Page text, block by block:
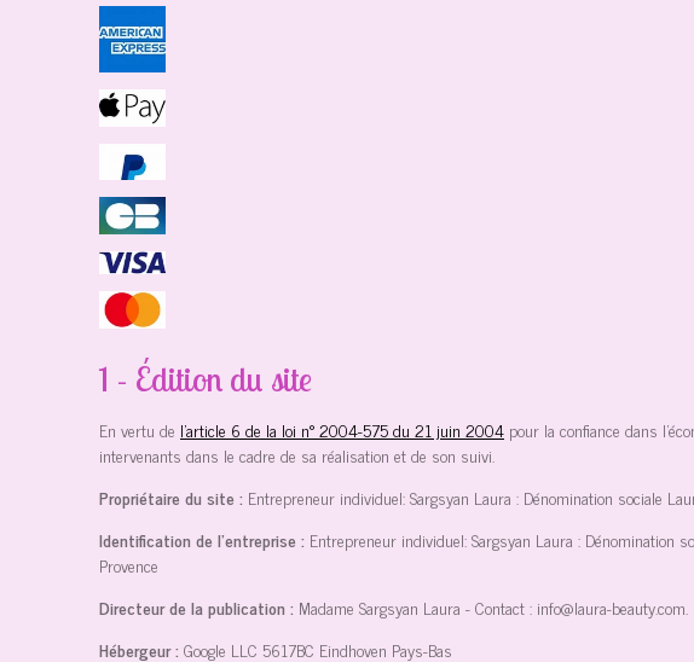
1 - Édition du site
En vertu de l'article 6 de la loi n° 2004-575 du 21 juin 2004 pour la confiance dans
intervenants dans le cadre de sa réalisation et de son suivi.
Propriétaire du site : Entrepreneur individuel: Sargsyan Laura : Dénomination sociale
Identification de l'entreprise : Entrepreneur individuel: Sargsyan Laura : Dénomination
Provence
Directeur de la publication : Madame Sargsyan Laura - Contact : info@laura-beauty.com.
Hébergeur : Google LLC 5617BC Eindhoven Pays-Bas